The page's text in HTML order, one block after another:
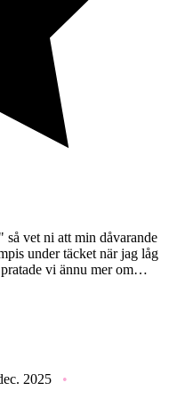
vet ni att min dåvarande
under täcket när jag låg
vi ännu mer om…
2025